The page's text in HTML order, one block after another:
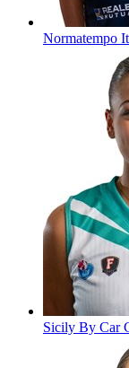
Normatempo
Sicily By Car